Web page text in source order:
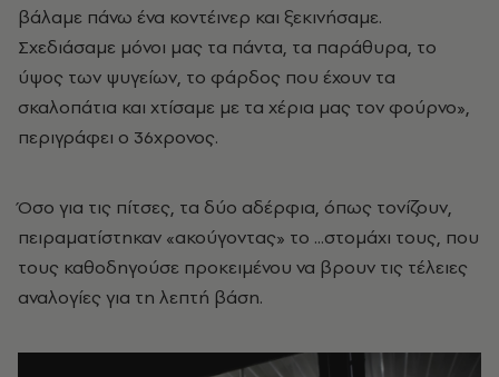
βάλαμε πάνω ένα κοντέινερ και ξεκινήσαμε.
Σχεδιάσαμε μόνοι μας τα πάντα, τα παράθυρα, το
ύψος των ψυγείων, το φάρδος που έχουν τα
σκαλοπάτια και χτίσαμε με τα χέρια μας τον φούρνο»,
περιγράφει ο 36χρονος.
Όσο για τις πίτσες, τα δύο αδέρφια, όπως τονίζουν,
πειραματίστηκαν «ακούγοντας» το ...στομάχι τους, που
τους καθοδηγούσε προκειμένου να βρουν τις τέλειες
αναλογίες για τη λεπτή βάση.